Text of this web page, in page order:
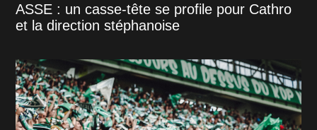
ASSE : un casse-tête se profile pour Cathro
et la direction stéphanoise